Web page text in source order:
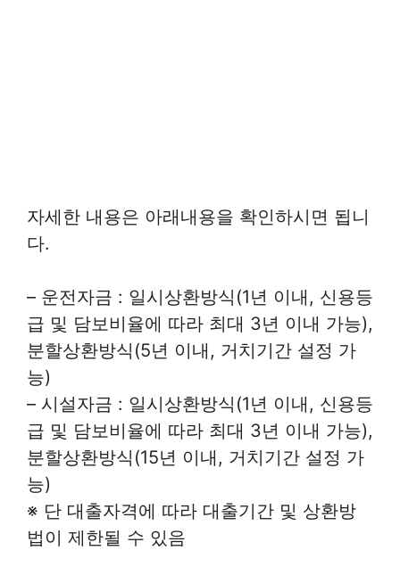
자세한 내용은 아래내용을 확인하시면 됩니
다.
– 운전자금 : 일시상환방식(1년 이내, 신용등
급 및 담보비율에 따라 최대 3년 이내 가능),
분할상환방식(5년 이내, 거치기간 설정 가
능)
– 시설자금 : 일시상환방식(1년 이내, 신용등
급 및 담보비율에 따라 최대 3년 이내 가능),
분할상환방식(15년 이내, 거치기간 설정 가
능)
※ 단 대출자격에 따라 대출기간 및 상환방
법이 제한될 수 있음